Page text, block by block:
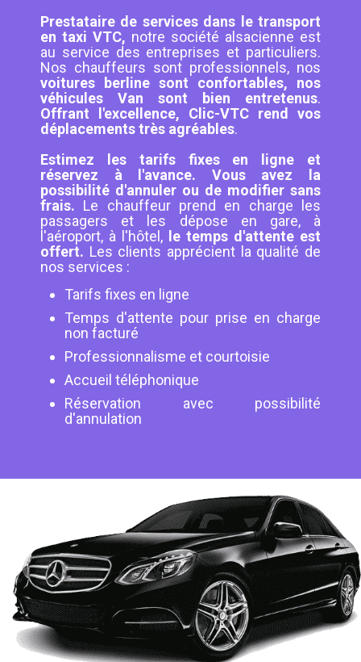
Prestataire de services dans le transport
en taxi VTC, notre société alsacienne est
au service des entreprises et particuliers.
Nos chauffeurs sont professionnels, nos
voitures berline sont confortables, nos
véhicules Van sont bien entretenus.
Offrant l'excellence, Clic-VTC rend vos
déplacements très agréables.
Estimez les tarifs fixes en ligne et
réservez à l'avance. Vous avez la
possibilité d'annuler ou de modifier sans
frais. Le chauffeur prend en charge les
passagers et les dépose en gare, à
l'aéroport, à l'hôtel,
le temps d'attente est
offert. Les clients apprécient la qualité de
nos services :
Tarifs fixes en ligne
Temps d'attente pour prise en charge
non facturé
Professionnalisme et courtoisie
Accueil téléphonique
Réservation avec possibilité
d'annulation